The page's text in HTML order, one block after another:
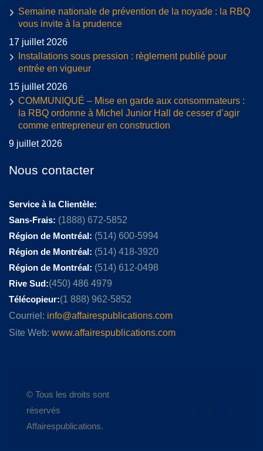
Semaine nationale de prévention de la noyade : la RBQ
vous invite à la prudence
17 juillet 2026
Installations sous pression : règlement publié pour
entrée en vigueur
15 juillet 2026
COMMUNIQUÉ – Mise en garde aux consommateurs :
la RBQ ordonne à Michel Junior Hall de cesser d’agir
comme entrepreneur en construction
9 juillet 2026
Nous contacter
Service à la Clientèle:
Sans-Frais: (1888) 672-5852
Région de Montréal: (514) 600-5994
Région de Montréal: (514) 418-3920
Région de Montréal: (514) 612-0498
Rive Sud:(450) 486 4979
Télécopieur:(1 888) 962-5852
Courriel: info@affairespublications.com
Site Web: www.affairespublications.com
© Tous les droits sont
réservés
Affairespublications.